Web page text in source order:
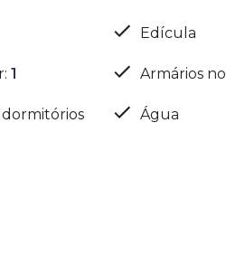
Edícula
: 1 Armários
Água